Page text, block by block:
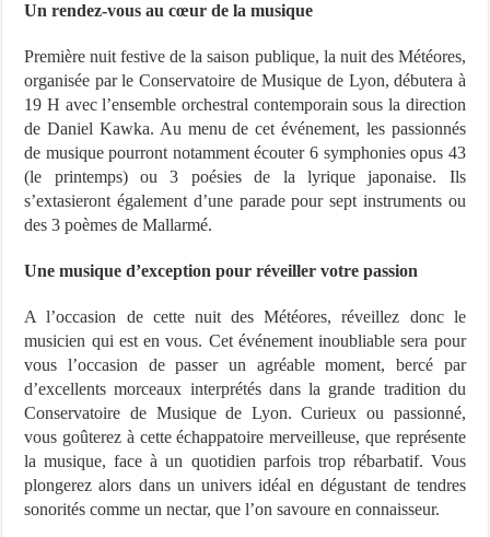
Un rendez-vous au cœur de la musique
Première nuit festive de la saison publique, la nuit des Météores,
organisée par le Conservatoire de Musique de Lyon, débutera à
19 H avec l’ensemble orchestral contemporain sous la direction
de Daniel Kawka. Au menu de cet événement, les passionnés
de musique pourront notamment écouter 6 symphonies opus 43
(le printemps) ou 3 poésies de la lyrique japonaise. Ils
s’extasieront également d’une parade pour sept instruments ou
des 3 poèmes de Mallarmé.
Une musique d’exception pour réveiller votre passion
A l’occasion de cette nuit des Météores, réveillez donc le
musicien qui est en vous. Cet événement inoubliable sera pour
vous l’occasion de passer un agréable moment, bercé par
d’excellents morceaux interprétés dans la grande tradition du
Conservatoire de Musique de Lyon. Curieux ou passionné,
vous goûterez à cette échappatoire merveilleuse, que représente
la musique, face à un quotidien parfois trop rébarbatif. Vous
plongerez alors dans un univers idéal en dégustant de tendres
sonorités comme un nectar, que l’on savoure en connaisseur.